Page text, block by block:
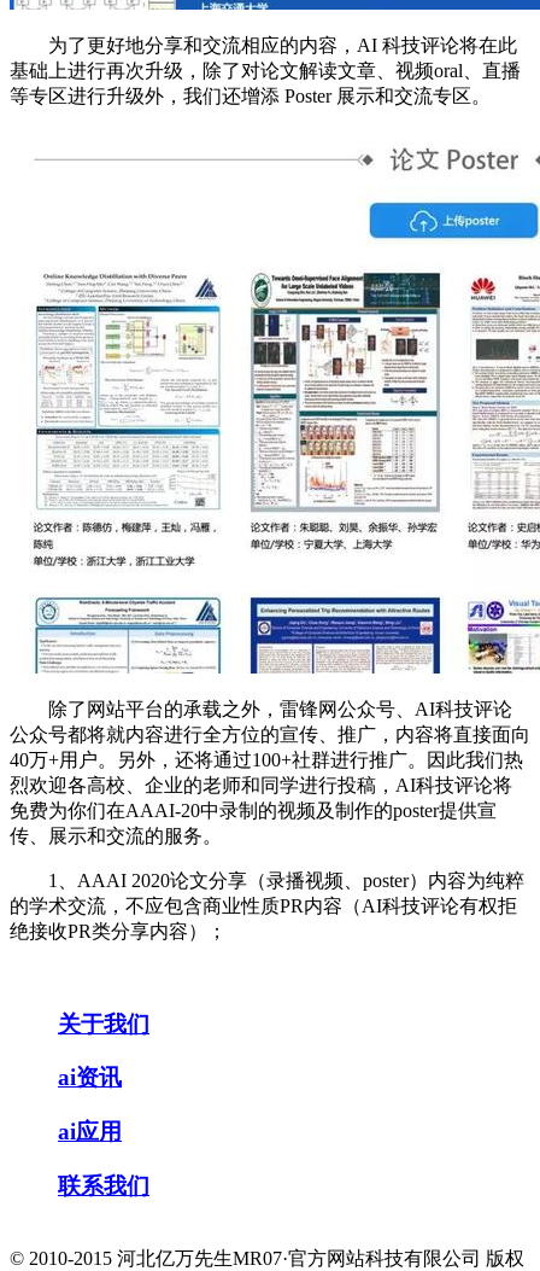
为了更好地分享和交流相应的内容，AI 科技评论将在此
基础上进行再次升级，除了对论文解读文章、视频oral、直播
等专区进行升级外，我们还增添 Poster 展示和交流专区。
除了网站平台的承载之外，雷锋网公众号、AI科技评论
公众号都将就内容进行全方位的宣传、推广，内容将直接面向
40万+用户。另外，还将通过100+社群进行推广。因此我们热
烈欢迎各高校、企业的老师和同学进行投稿，AI科技评论将
免费为你们在AAAI-20中录制的视频及制作的poster提供宣
传、展示和交流的服务。
1、AAAI 2020论文分享（录播视频、poster）内容为纯粹
的学术交流，不应包含商业性质PR内容（AI科技评论有权拒
绝接收PR类分享内容）；
关于我们
ai资讯
ai应用
联系我们
© 2010-2015 河北亿万先生MR07·官方网站科技有限公司 版权